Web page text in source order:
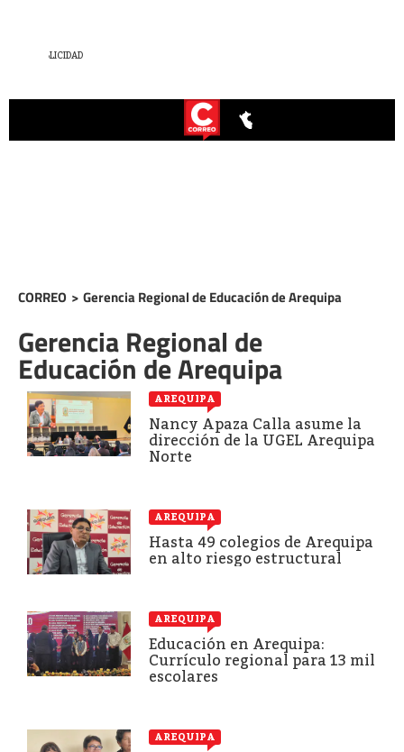
CORREO > Gerencia Regional de Educación de Arequipa
Gerencia Regional de
Educación de Arequipa
AREQUIPA
Nancy Apaza Calla asume la
dirección de la UGEL Arequipa
Norte
AREQUIPA
Hasta 49 colegios de Arequipa
en alto riesgo estructural
AREQUIPA
Educación en Arequipa:
Currículo regional para 13 mil
escolares
AREQUIPA